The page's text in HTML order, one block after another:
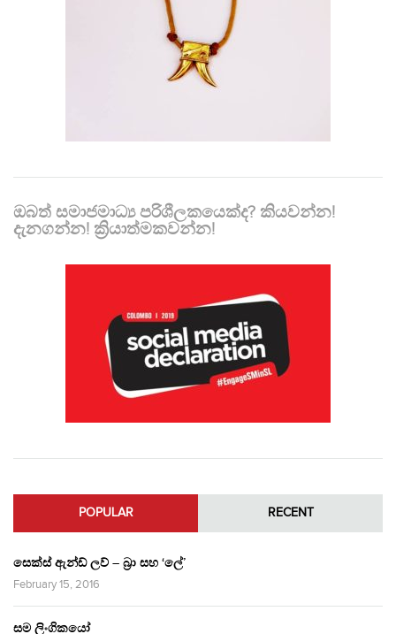
ඔබත් සමාජමාධ්‍ය පරිශීලකයෙක්ද? කියවන්න!
දැනගන්න! ක්‍රියාත්මකවන්න!
POPULAR RECENT
සෙක්ස් ඇන්ඩ් ලව් – බ්‍රා සහ ‘ලේ’
February 15, 2016
සම ලිංගිකයෝ